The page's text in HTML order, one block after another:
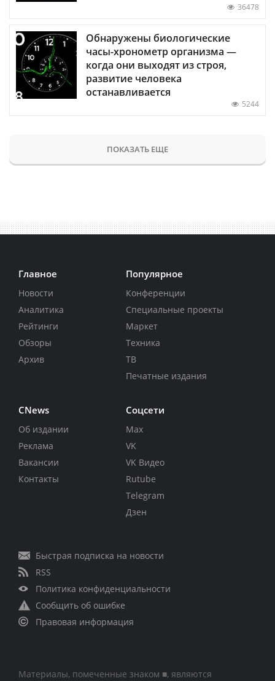
36478
Обнаружены биологические
часы-хронометр организма —
когда они выходят из строя,
развитие человека
останавливается
5244
ПОКАЗАТЬ ЕЩЕ
Главное
Новости
Аналитика
Рейтинги
Обзоры
Архив
Популярное
Конференции
Специальные проекты
Маркет
Техника
ТВ
Печатные издания
CNews
Об издании
Реклама
Вакансии
Контакты
Соцсети
Max
VK
VK Видео
Rutube
Telegram
Дзен
Быстрая подписка на новости
RSS
Политика конфиденциальности
Сообщить об ошибке
Правовая информация
Материалы, помеченные знаком ■, являются